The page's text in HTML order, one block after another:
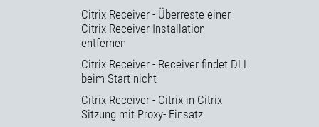
Citrix Receiver - Überreste einer
Citrix Receiver Installation
entfernen
Citrix Receiver - Receiver findet DLL
beim Start nicht
Citrix Receiver - Citrix in Citrix
Sitzung mit Proxy- Einsatz